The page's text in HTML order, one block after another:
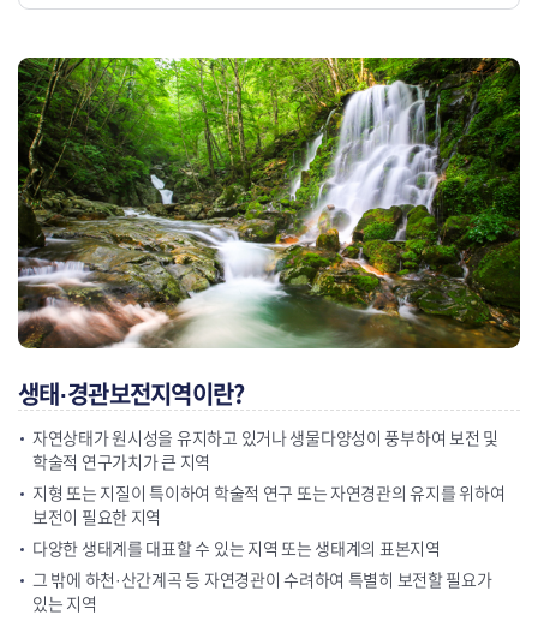
생태·경관보전지역이란?
자연상태가 원시성을 유지하고 있거나 생물다양성이 풍부하여 보전 및
학술적 연구가치가 큰 지역
지형 또는 지질이 특이하여 학술적 연구 또는 자연경관의 유지를 위하여
보전이 필요한 지역
다양한 생태계를 대표할 수 있는 지역 또는 생태계의 표본지역
그 밖에 하천·산간계곡 등 자연경관이 수려하여 특별히 보전할 필요가
있는 지역